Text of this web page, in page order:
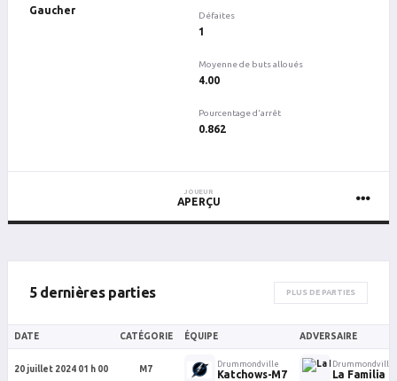
Gaucher Défaites
1
Moyenne de buts alloués
4.00
Pourcentage d'arrêt
0.862
JOUEUR
APERÇU
5 dernières parties PLUS DE PARTIES
DATE CATÉGORIE ÉQUIPE ADVERSAIRE
20 juillet 2024 01 h 00 M7
Drummondville
Katchows-M7
Drummondville
La Familia